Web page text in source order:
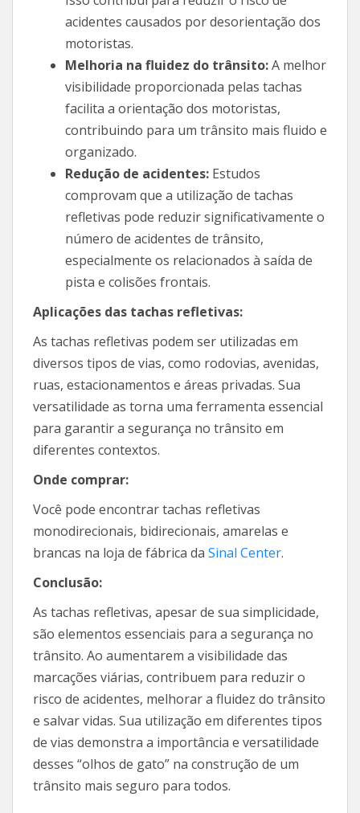
acidentes causados por desorientação dos
motoristas.
Melhoria na fluidez do trânsito:A melhor
visibilidade proporcionada pelas tachas
facilita a orientação dos motoristas,
contribuindo para um trânsito mais fluido e
organizado.
Redução de acidentes: Estudos
comprovam que a utilização de tachas
refletivas pode reduzir significativamente o
número de acidentes de trânsito,
especialmente os relacionados à saída de
pista e colisões frontais.
Aplicações das tachas refletivas:
As tachas refletivas podem ser utilizadas em
diversos tipos de vias, como rodovias, avenidas,
ruas, estacionamentos e áreas privadas. Sua
versatilidade as torna uma ferramenta essencial
para garantir a segurança no trânsito em
diferentes contextos.
Onde comprar:
Você pode encontrar tachas refletivas
monodirecionais, bidirecionais, amarelas e
brancas na loja de fábrica da Sinal Center.
Conclusão:
As tachas refletivas, apesar de sua simplicidade,
são elementos essenciais para a segurança no
trânsito. Ao aumentarem a visibilidade das
marcações viárias, contribuem para reduzir o
risco de acidentes, melhorar a fluidez do trânsito
e salvar vidas. Sua utilização em diferentes tipos
de vias demonstra a importância e versatilidade
desses “olhos de gato” na construção de um
trânsito mais seguro para todos.